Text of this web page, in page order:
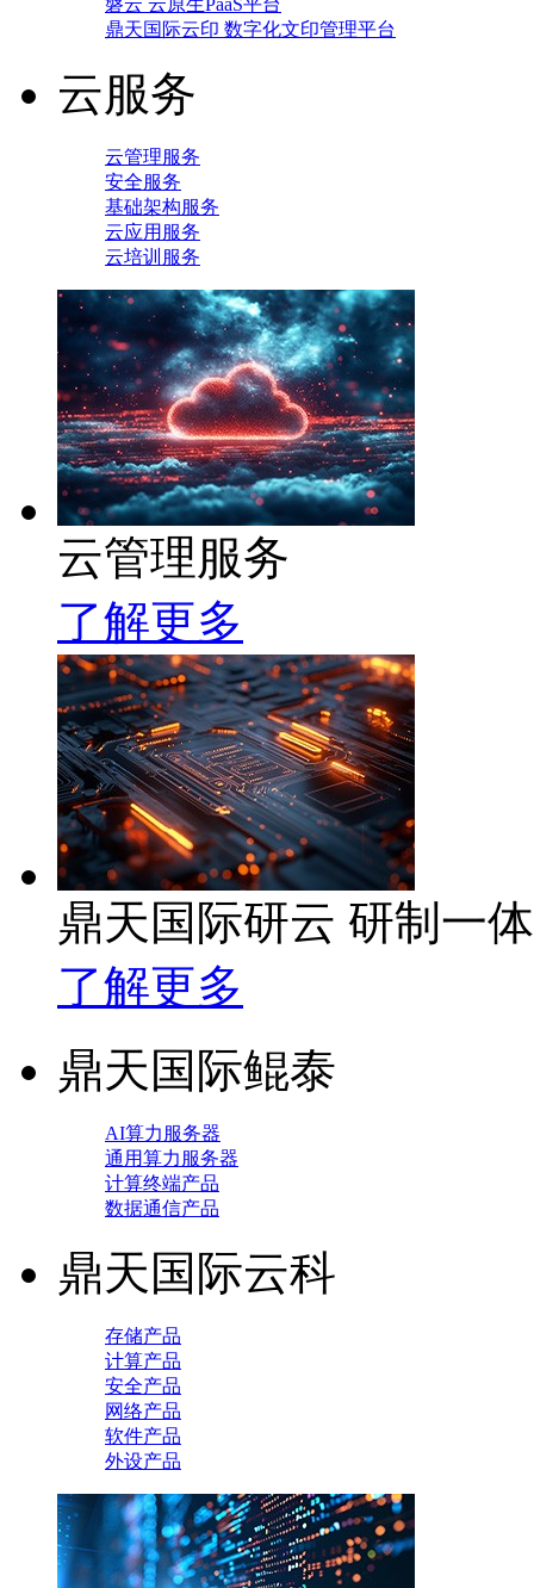
磐云 云原生PaaS平台
鼎天国际云印 数字化文印管理平台
云服务
云管理服务
安全服务
基础架构服务
云应用服务
云培训服务
云管理服务
了解更多
鼎天国际研云 研制一
了解更多
鼎天国际鲲泰
AI算力服务器
通用算力服务器
计算终端产品
数据通信产品
鼎天国际云科
存储产品
计算产品
安全产品
网络产品
软件产品
外设产品